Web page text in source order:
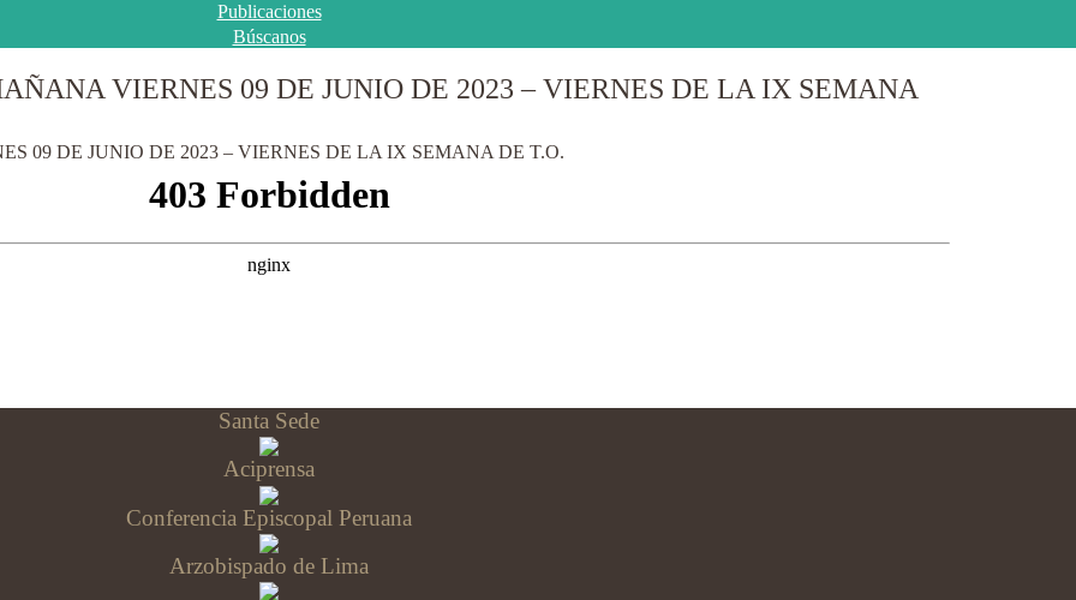
Publicaciones
Búscanos
VIERNES 09 DE JUNIO DE 2023 – VIERNES DE LA IX SEMANA
09 DE JUNIO DE 2023 – VIERNES DE LA IX SEMANA DE T.O.
Santa Sede
Aciprensa
Conferencia Episcopal Peruana
Arzobispado de Lima